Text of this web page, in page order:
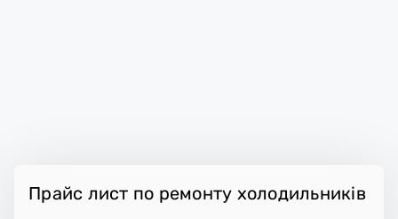
Прайс лист по ремонту холодильників